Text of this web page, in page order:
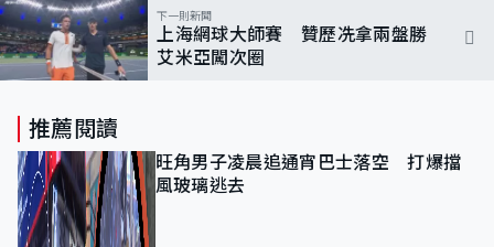
下一則新聞
上海網球大師賽 贊歷冼拿兩盤勝
艾米亞闖次圈
推薦閱讀
旺角男子凌晨追通宵巴士落空 打爆擋
風玻璃逃去